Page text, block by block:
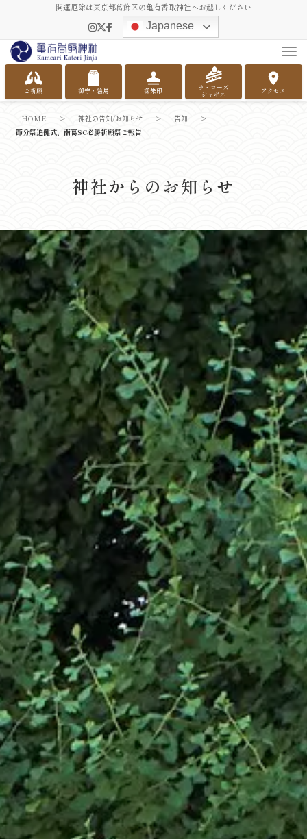
開運厄除は東京都葛飾区の亀有香取神社へお越しください
Japanese
ご祈願 御守・絵馬 御朱印
ラ・ローズ
ジャポネ
アクセス
神社からのお知らせ
HOME > 神社の告知/お知らせ > 告知
>
節分祭追儺式、南葛SC必勝祈願祭ご報告